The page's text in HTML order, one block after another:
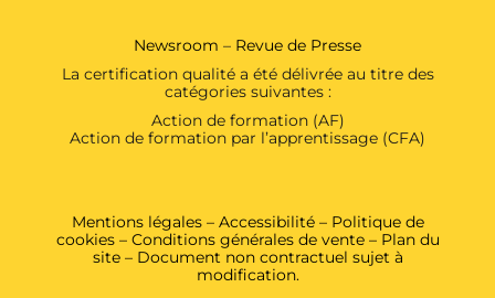
Newsroom – Revue de Presse
La certification qualité a été délivrée au titre des
catégories suivantes :
Action de formation (AF)
Action de formation par l’apprentissage (CFA)
Mentions légales– Accessibilité– Politique de
cookies – Conditions générales de vente– Plan du
site– Document non contractuel sujet à
modification.